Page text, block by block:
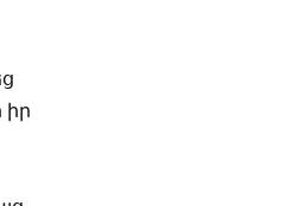
իր